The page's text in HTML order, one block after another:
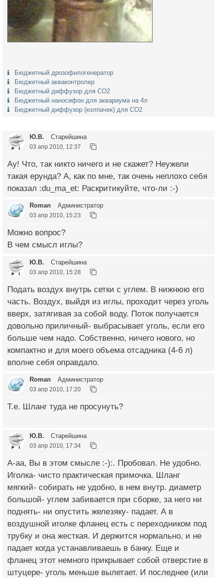
Бюджетный дрозофилогенератор
Бюджетный акваконтролер
Бюджетный диффузор для СО2
Бюджетный наносифон для аквариума на 4л
Бюджетный диффузор (колпачек) для СО2
Ю.В. Старейшина
03 апр 2010, 12:37
Ау! Что, так никто ничего и не скажет? Неужели
такая ерунда? А, как по мне, так очень неплохо себя
показал :du_ma_et: Раскритикуйте, что-ли :-)
Roman Администратор
03 апр 2010, 15:23
Можно вопрос?
В чем смысл иглы?
Ю.В. Старейшина
03 апр 2010, 15:28
Подать воздух внутрь сетки с углем. В нижнюю его
часть. Воздух, выйдя из иглы, проходит через уголь
вверх, затягивая за собой воду. Поток получается
довольно приличный- выбрасывает уголь, если его
больше чем надо. Собственно, ничего нового, но
компактно и для моего объема отсадника (4-6 л)
вполне себя оправдало.
Roman Администратор
03 апр 2010, 17:20
Т.е. Шланг туда не просунуть?
Ю.В. Старейшина
03 апр 2010, 17:34
А-аа, Вы в этом смысле :-):. Пробовал. Не удобно.
Иголка- чисто практическая примочка. Шланг
мягкий- собирать не удобно, в нем внутр. диаметр
большой- углем забивается при сборке, за него ни
поднять- ни опустить железяку- падает. А в
воздушной иголке фланец есть с переходником под
трубку и она жесткая. И держится нормально, и не
падает когда устанавливаешь в банку. Еще и
фланец этот немного прикрывает собой отверстие в
штуцере- уголь меньше вылетает. И последнее (или